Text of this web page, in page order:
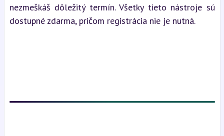
nezmeškáš dôležitý termín. Všetky tieto nástroje sú
dostupné zdarma, pričom registrácia nie je nutná.